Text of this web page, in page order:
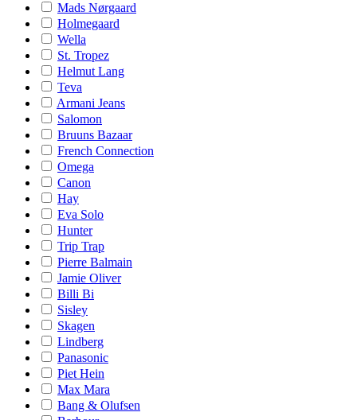
Mads Nørgaard
Holmegaard
Wella
St. Tropez
Helmut Lang
Teva
Armani Jeans
Salomon
Bruuns Bazaar
French Connection
Omega
Canon
Hay
Eva Solo
Hunter
Trip Trap
Pierre Balmain
Jamie Oliver
Billi Bi
Sisley
Skagen
Lindberg
Panasonic
Piet Hein
Max Mara
Bang & Olufsen